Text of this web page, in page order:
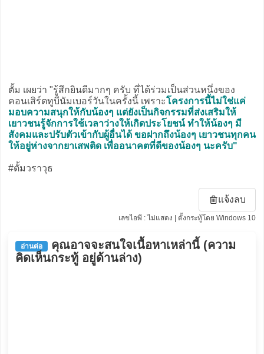
ตั้ม เผยว่า "รู้สึกยินดีมากๆ ครับ ที่ได้ร่วมเป็นส่วนหนึ่งของ
คอนเสิร์ตทูบีนัมเบอร์วันในครั้งนี้ เพราะโครงการนี้ไม่ใช่แค่
มอบความสนุกให้กับน้องๆ แต่ยังเป็นกิจกรรมที่ส่งเสริมให้
เยาวชนรู้จักการใช้เวลาว่างให้เกิดประโยชน์ ทำให้น้องๆ มี
สังคมและปรับตัวเข้ากับผู้อื่นได้ ขอฝากถึงน้องๆ เยาวชนทุกคน
ให้อยู่ห่างจากยาเสพติด เพื่ออนาคตที่ดีของน้องๆ นะครับ"
#ตั้มวราวุธ
แจ้งลบ
เลขไอพี : ไม่แสดง | ตั้งกระทู้โดย Windows 10
อ่านต่อ
คุณอาจจะสนใจเนื้อหาเหล่านี้ (ความ
คิดเห็นกระทู้ อยู่ด้านล่าง)